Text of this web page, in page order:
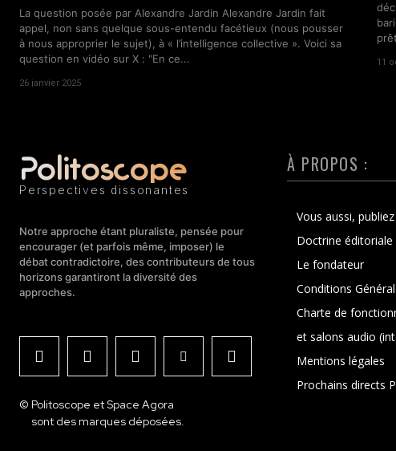
La question posée par Alexandre Jardin Alexandre Jardin fait
appel, non sans quelque sous-entendu facétieux (nous pousser
à nous approprier le sujet), à « l’intelligence collective ». Voici sa
question en vidéo sur X : "En ce...
26 janvier 2025
11
Politoscope
Perspectives dissonantes
Notre approche étant pluraliste, pensée pour
encourager (et parfois même, imposer) le
débat contradictoire, des contributeurs de tous
horizons garantiront la diversité des
approches.
© Politoscope et Space Agora
sont des marques déposées.
À PROPOS :
Vous aussi, publiez
Doctrine éditoriale
Le fondateur
Conditions
Charte de
et salons audio
Mentions légales
Prochains directs